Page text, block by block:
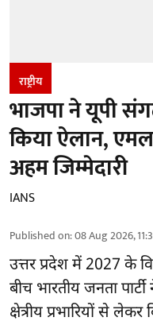
राष्ट्रीय
भाजपा ने यूपी
किया ऐलान,
अहम जिम्मेदारी
IANS
Published on:08 Aug 2026,
उत्तर प्रदेश में 2027 के
बीच भारतीय जनता
क्षेत्रीय प्रभारियों से लेकर